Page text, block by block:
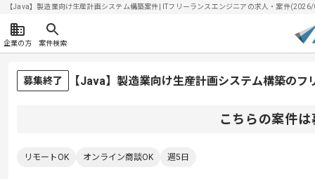
【Java】製造業向け生産計画システム構築案件| ITフリーランスエンジニアの求人・案件
企業の方 案件検索
募集終了 【Java】製造業向け生産計画システム構築のフ
こちらの案件
リモートOK オンライン商談OK 週5日